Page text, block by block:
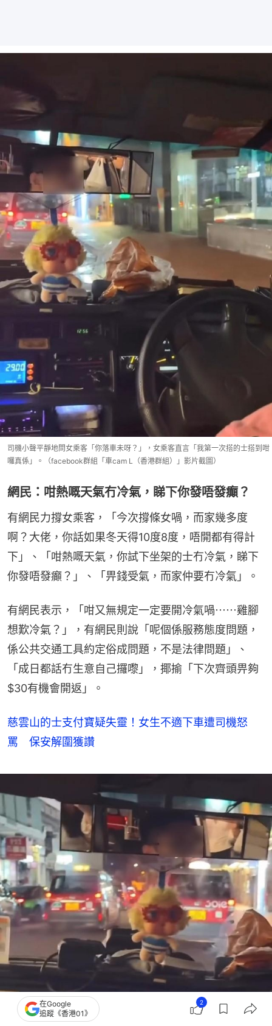
司機小聲平靜地問女乘客「你落車未呀？」，女乘客直言「我第一次搭的士搭到咁
囉真係」。（facebook群組「車cam L（香港群組）」影片截圖）
網民：咁熱嘅天氣冇冷氣，睇下你發唔發癲？
有網民力撐女乘客，「今次撐條女喎，而家幾多度
啊？大佬，你話如果冬天得10度8度，唔開都有得計
下」、「咁熱嘅天氣，你試下坐架的士冇冷氣，睇下
你發唔發癲？」、「畀錢受氣，而家仲要冇冷氣」。
有網民表示，「咁又無規定一定要開冷氣喎⋯⋯雞腳
想歎冷氣？」，有網民則說「呢個係服務態度問題，
係公共交通工具約定俗成問題，不是法律問題」、
「成日都話冇生意自己攞嚟」，揶揄「下次齊頭畀夠
$30有機會開返」。
慈雲山的士支付寶疑失靈！女生不適下車遭司機怒
罵 保安解圍獲讚
在Google
追蹤《香港01》
2